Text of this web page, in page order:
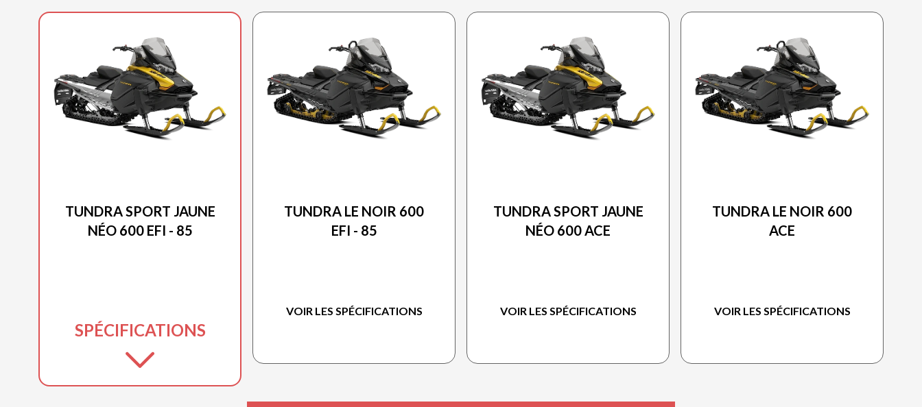
TUNDRA SPORT JAUNE
NÉO 600 EFI - 85
SPÉCIFICATIONS
TUNDRA LE NOIR 600
EFI - 85
VOIR LES SPÉCIFICATIONS
TUNDRA SPORT JAUNE
NÉO 600 ACE
VOIR LES SPÉCIFICATIONS
TUNDRA LE NOIR 600
ACE
VOIR LES SPÉCIFICATIONS